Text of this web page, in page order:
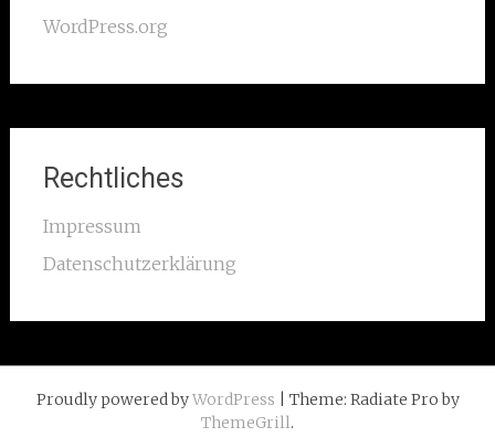
WordPress.org
Rechtliches
Impressum
Datenschutzerklärung
Proudly powered byWordPress | Theme: Radiate Pro by
ThemeGrill.